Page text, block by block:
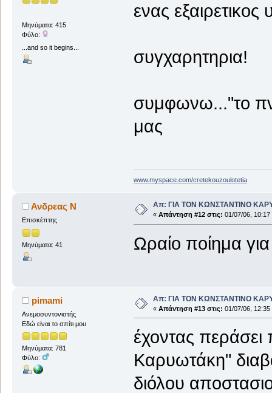
Μηνύματα: 415
Φύλο:
...and so it begins...
ενας
συγχαρητηρια!
συμφωνω..."το
μας
www.myspace.com/cretekouzoulotetia
Ανδρεας Ν
Επισκέπτης
Μηνύματα: 41
Απ: ΓΙΑ ΤΟΝ ΚΩΝΣΤΑΝΤΙΝΟ
« Απάντηση #12 στις: 01/07/06, 10:17
Ωραίο ποίημα
pimami
Ανεμοσυντονιστής
Εδώ είναι το σπίτι μου
Μηνύματα: 781
Φύλο:
Απ: ΓΙΑ ΤΟΝ ΚΩΝΣΤΑΝΤΙΝΟ
« Απάντηση #13 στις: 01/07/06, 12:35
έχοντας
Καρυωτάκη"
διόλου